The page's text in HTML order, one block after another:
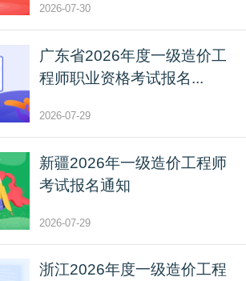
2026-07-30
广东省2026年度一级造价工
程师职业资格考试报名...
2026-07-29
新疆2026年一级造价工程师
考试报名通知
2026-07-29
浙江2026年度一级造价工程